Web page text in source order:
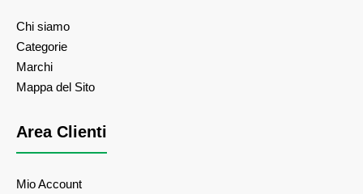
Chi siamo
Categorie
Marchi
Mappa del Sito
Area Clienti
Mio Account